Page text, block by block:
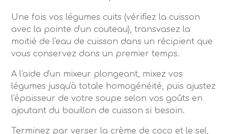
Une fois vos légumes cuits (vérifiez la cuisson
avec la pointe d'un couteau), transvasez la
moitié de l'eau de cuisson dans un récipient que
vous conservez dans un premier temps.
A l'aide d'un mixeur plongeant, mixez vos
légumes jusqu'à totale homogénéité, puis ajustez
l'épaisseur de votre soupe selon vos goûts en
ajoutant du bouillon de cuisson si besoin.
Terminez par verser la crème de coco et le sel,